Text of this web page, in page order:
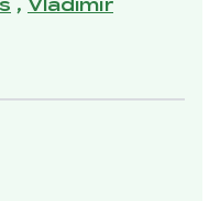
инициативы
, Vladimír